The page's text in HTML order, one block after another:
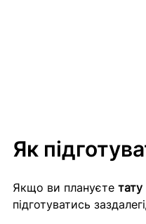
Як
Якщо ви плануєте тату
підготуватись